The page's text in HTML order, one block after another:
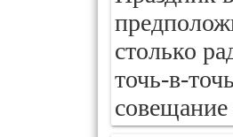
столько
точь-в-